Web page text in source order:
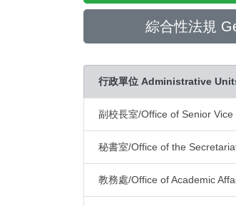
綜合性法規
行政單位 Administrative
副校長室/Office of Senior
秘書室/Office of the
教務處/Office of Academic